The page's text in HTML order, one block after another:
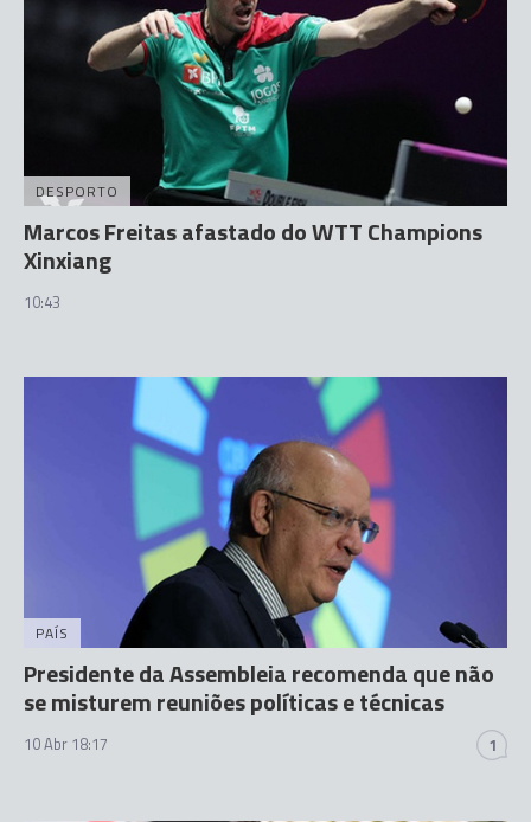
DESPORTO
Marcos Freitas afastado do WTT Champions
Xinxiang
10:43
PAÍS
Presidente da Assembleia recomenda que não
se misturem reuniões políticas e técnicas
10 Abr 18:17 1